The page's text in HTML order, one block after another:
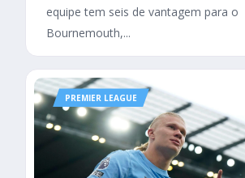
equipe tem seis de vantagem para o
Bournemouth,...
PREMIER LEAGUE